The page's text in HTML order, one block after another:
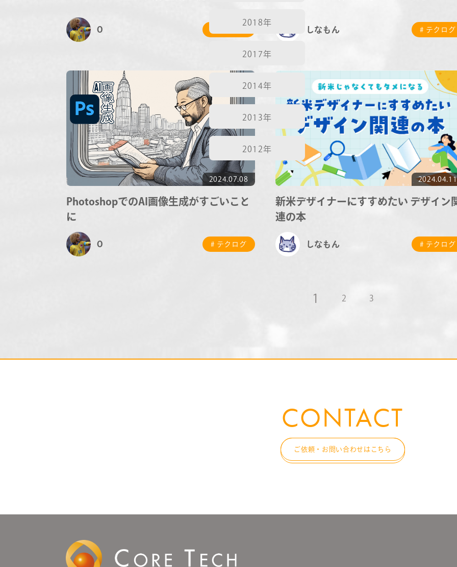
O しなもん # テクログ
2024.07.08
PhotoshopでのAI画像生成がすごいこと
に
O # テクログ
2024.04.11
新米デザイナーにすすめたい デザイン
連の本
しなもん # テクログ
1 2 3
2018年
2017年
2014年
2013年
2012年
CONTACT
ご依頼・お問い合わせはこちら